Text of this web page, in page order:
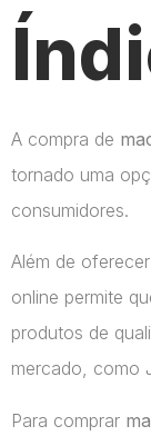
A compra de
tornado uma
consumidores.
Além de
online permite
produtos de
mercado, como
Para comprar